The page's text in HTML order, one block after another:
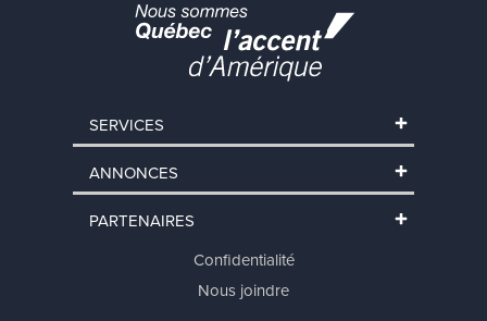
SERVICES
ANNONCES
PARTENAIRES
Confidentialité
Nous joindre